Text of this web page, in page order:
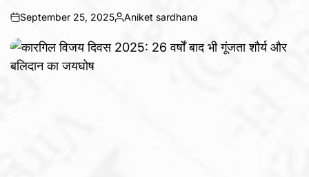
on
September 25, 2025
Posted
Aniket sardhana